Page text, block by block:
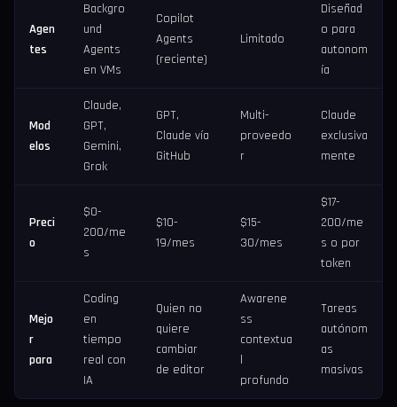
Agen
tes
Backgro
und
Agents
en VMs
Copilot
Agents
(reciente)
Limitado
Diseñad
o para
autonom
ía
Mod
elos
Claude,
GPT,
Gemini,
Grok
GPT,
Claude vía
GitHub
Multi-
proveedo
r
Claude
exclusiva
mente
Preci
o
$0-
200/me
s
$10-
19/mes
$15-
30/mes
$17-
200/me
s o por
token
Mejo
r
para
Coding
en
tiempo
real con
IA
Quien no
quiere
cambiar
de editor
Awarene
ss
contextua
l
profundo
Tareas
autónom
as
masivas